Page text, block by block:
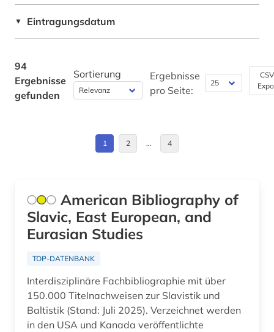
geschichte 1945 (2)
geschichte 1945 - (1)
gesellschaft (1)
getto (2)
gewerkschaft (1)
hamburg (1)
handelsrecht (1)
Daenemark (1)
Estland (15)
Griechenland (3)
Großbritannien (5)
Hessen (1)
Irland (2)
Island (2)
▼ Eintragungsdatum
94
Ergebnisse
gefunden
Sortierung
Ergebnisse
pro Seite:
1 2 … 4
American Bibliography of
Slavic, East European, and
Eurasian Studies
TOP-DATENBANK
Interdisziplinäre Fachbibliographie mit über
150.000 Titelnachweisen zur Slavistik und
Baltistik (Stand: Juli 2025). Verzeichnet werden
in den USA und Kanada veröffentlichte